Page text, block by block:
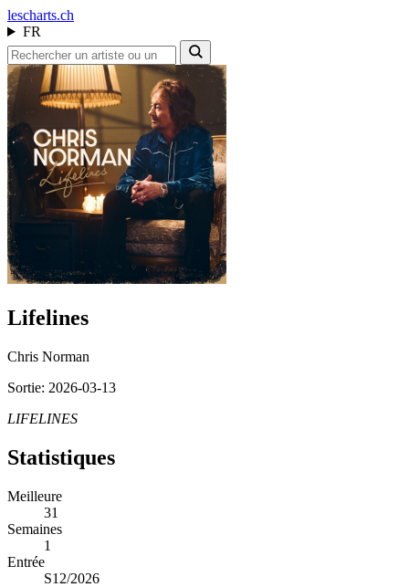
lescharts.ch
FR
Lifelines
Chris Norman
Sortie: 2026-03-13
LIFELINES
Statistiques
Meilleure
31
Semaines
1
Entrée
S12/2026